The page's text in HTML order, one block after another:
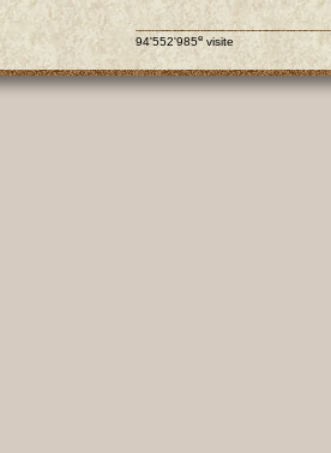
94'552'985e visite